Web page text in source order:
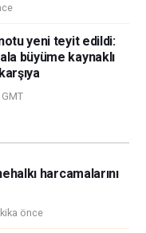
yeni teyit edildi:
büyüme kaynaklı
GMT
harcamalarını
önce